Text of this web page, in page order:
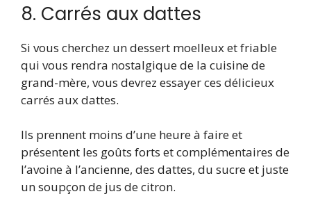
8. Carrés aux dattes
Si vous cherchez un dessert moelleux et friable
qui vous rendra nostalgique de la cuisine de
grand-mère, vous devrez essayer ces délicieux
carrés aux dattes.
Ils prennent moins d’une heure à faire et
présentent les goûts forts et complémentaires de
l’avoine à l’ancienne, des dattes, du sucre et juste
un soupçon de jus de citron.